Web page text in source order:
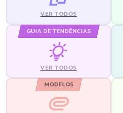
VER TODOS
GUIA DE TENDÊNCIAS
VER TODOS
MODELOS